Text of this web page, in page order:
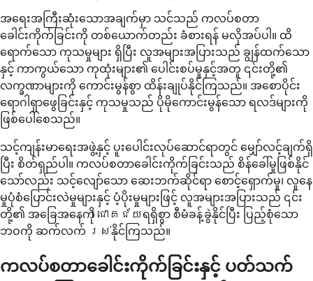
အရေးအကြီးဆုံးသောအချက်မှာ သင်သည် ကလပ်စတာ
ခေါင်းကိုက်ခြင်းကို တစ်ယောက်တည်း ခံစားရန် မလိုအပ်ပါ။ ထိ
ရောက်သော ကုသမှုများ ရှိပြီး လူအများအပြားသည် ချွန်ထက်သော
နှင့် ကာကွယ်သော ကုထုံးများ၏ ပေါင်းစပ်မှုနှင့်အတူ ၎င်းတို့၏
လက္ခဏာများကို ကောင်းမွန်စွာ ထိန်းချုပ်နိုင်ကြသည်။ အစောပိုင်း
ရောဂါရှာဖွေခြင်းနှင့် ကုသမှုသည် ပိုမိုကောင်းမွန်သော ရလဒ်များကို
ဖြစ်ပေါ်စေသည်။
သင့်ကျန်းမာရေးအဖွဲ့နှင့် ပူးပေါင်းလုပ်ဆောင်ရာတွင် မျှော်လင့်ချက်ရှိ
ပြီး စိတ်ရှည်ပါ။ ကလပ်စတာခေါင်းကိုက်ခြင်းသည် စိန်ခေါ်မှုဖြစ်နိုင်
သော်လည်း သင့်လျော်သော ဆေးဘက်ဆိုင်ရာ စောင့်ရှောက်မှု၊ လူနေ
မှုပုံစံပြောင်းလဲမှုများနှင့် ပံ့ပိုးမှုများဖြင့် လူအများအပြားသည် ၎င်း
တို့၏ အခြေအနေကို ជោគជ័យရရှိစွာ စီမံခန့်ခွဲနိုင်ပြီး ပြည့်စုံသော
ဘဝကို ဆက်လက် រស់နိုင်ကြသည်။
ကလပ်စတာခေါင်းကိုက်ခြင်းနှင့် ပတ်သက်